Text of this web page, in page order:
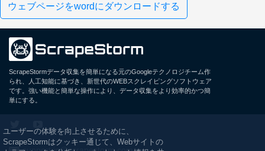
ウェブページをwordにダウンロードする
ScrapeStormデータ収集を簡単になる元のGoogleテクノロジチーム作
られ、人工知能に基づき、新世代のWEBスクレイピングソフトウェア
です。強い機能と簡単な操作により、データ収集をより効率的かつ簡
単にする。
ユーザーの体験を向上させるために、
ScrapeStormはクッキー通じて、Webサイトの